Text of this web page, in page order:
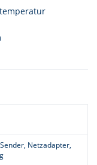
Netzadapter,